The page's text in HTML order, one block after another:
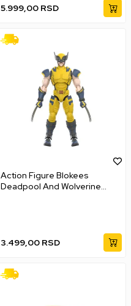
5.999,00 RSD
Action Figure Blokees
Deadpool And Wolverine
3.499,00 RSD